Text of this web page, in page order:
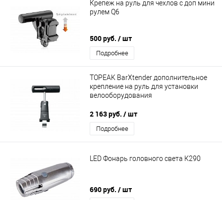
Крепеж на руль для чехлов с доп мини
рулем Q6
500 руб. / шт
Подробнее
TOPEAK BarXtender дополнительное
крепление на руль для установки
велооборудования
2 163 руб. / шт
Подробнее
LED Фонарь головного света К290
690 руб. / шт